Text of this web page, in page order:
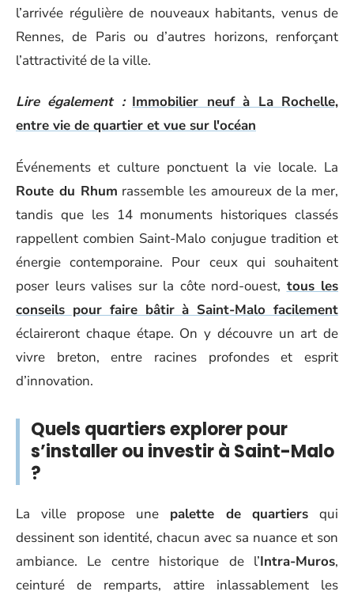
l’arrivée régulière de nouveaux habitants, venus de
Rennes, de Paris ou d’autres horizons, renforçant
l’attractivité de la ville.
Lire également : Immobilier neuf à La Rochelle,
entre vie de quartier et vue sur l'océan
Événements et culture ponctuent la vie locale. La
Route du Rhum rassemble les amoureux de la mer,
tandis que les 14 monuments historiques classés
rappellent combien Saint-Malo conjugue tradition et
énergie contemporaine. Pour ceux qui souhaitent
poser leurs valises sur la côte nord-ouest, tous les
conseils pour faire bâtir à Saint-Malo facilement
éclaireront chaque étape. On y découvre un art de
vivre breton, entre racines profondes et esprit
d’innovation.
Quels quartiers explorer pour
s’installer ou investir à Saint-Malo
?
La ville propose une palette de quartiers qui
dessinent son identité, chacun avec sa nuance et son
ambiance. Le centre historique de l’Intra-Muros,
ceinturé de remparts, attire inlassablement les